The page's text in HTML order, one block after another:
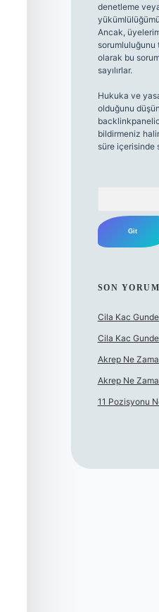
denetleme
Ancak,
sorumluluğunu
olarak bu
sayılırlar.
Hukuka ve
olduğunu
bildirmeniz
süre içerisinde
SON
Cila Kac
Cila Kac
Akrep Ne
Akrep Ne
11 Pozisyonu